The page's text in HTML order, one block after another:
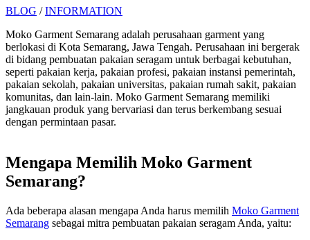
BLOG /INFORMATION
Moko Garment Semarang adalah perusahaan garment yang
berlokasi di Kota Semarang, Jawa Tengah. Perusahaan ini bergerak
di bidang pembuatan pakaian seragam untuk berbagai kebutuhan,
seperti pakaian kerja, pakaian profesi, pakaian instansi pemerintah,
pakaian sekolah, pakaian universitas, pakaian rumah sakit, pakaian
komunitas, dan lain-lain. Moko Garment Semarang memiliki
jangkauan produk yang bervariasi dan terus berkembang sesuai
dengan permintaan pasar.
Mengapa Memilih Moko Garment
Semarang?
Ada beberapa alasan mengapa Anda harus memilih Moko Garment
Semarang sebagai mitra pembuatan pakaian seragam Anda, yaitu: